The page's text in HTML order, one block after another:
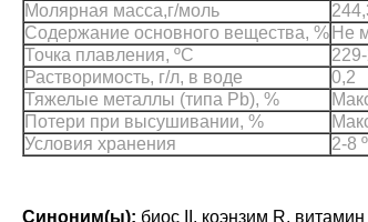
Молярная масса,г/моль
Содержание основного вещества, % Не
Точка плавления, ºС
Растворимость, г/л, в воде
0,2
Тяжелые металлы (типа Pb), %
Потери при высушивании, %
Условия хранения
2-8
Синоним(ы): биос II, коэнзим R,